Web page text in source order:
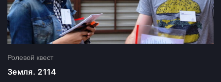
Ролевой квест
Земля. 2114